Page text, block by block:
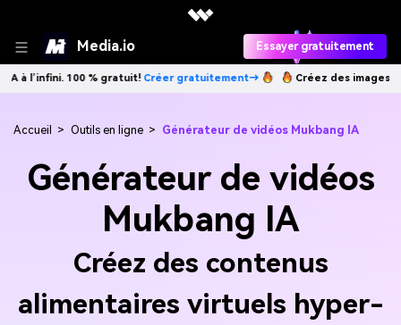
Media.io Essayer gratuitement
100 % gratuit!Créer gratuitement→ Créez des images IA à
Accueil > Outils en ligne > Générateur de vidéos Mukbang IA
Générateur de vidéos
Mukbang IA
Créez des contenus
alimentaires virtuels hyper-